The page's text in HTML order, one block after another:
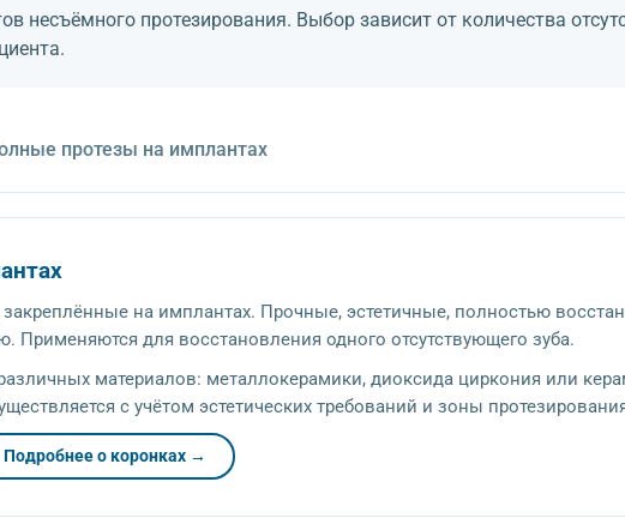
несъёмного протезирования. Выбор зависит от количества
протезы на имплантах
на имплантах. Прочные, эстетичные, полностью
Применяются для восстановления одного отсутствующего зуба.
материалов: металлокерамики, диоксида циркония или
с учётом эстетических требований и зоны
Подробнее о коронках →